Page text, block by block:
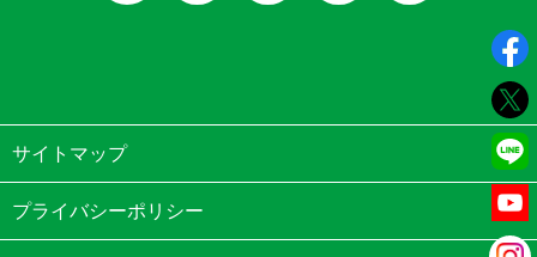
サイトマップ
プライバシーポリシー